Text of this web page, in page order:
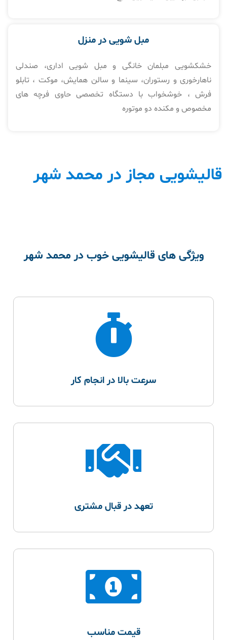
مبل شویی در منزل​
خشکشویی مبلمان خانگی و مبل شویی اداری، صندلی
ناهارخوری و رستوران، سینما و سالن همایش، موکت ، تابلو
فرش ، خوشخواب با دستگاه تخصصی حاوی فرچه های
مخصوص و مکنده دو موتوره
قالیشویی مجاز در محمد شهر
ویژگی های قالیشویی خوب در محمد شهر
سرعت بالا در انجام کار
تعهد در قبال مشتری
قیمت مناسب